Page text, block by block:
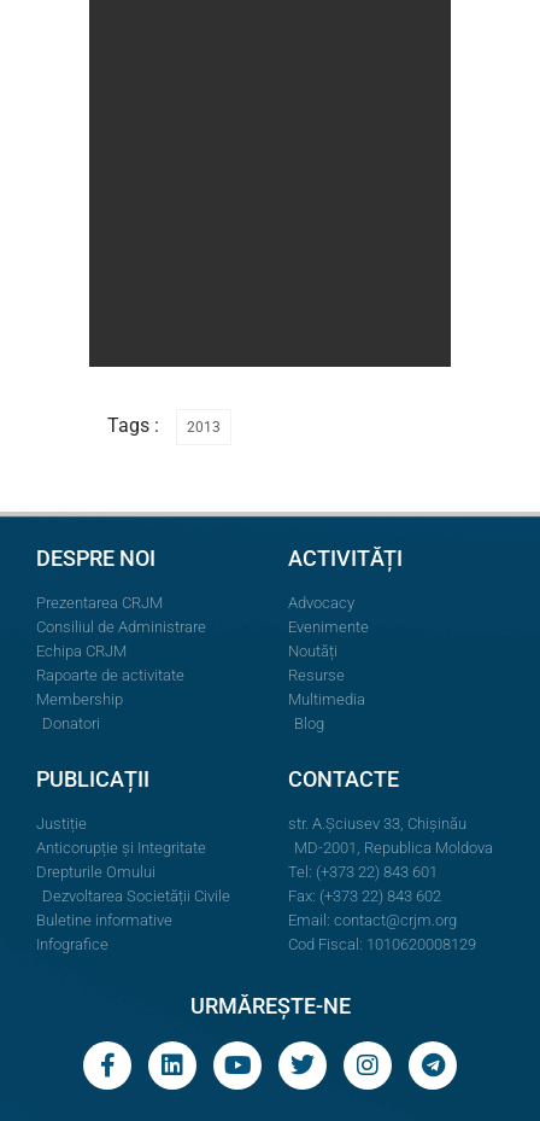
Tags : 2013
DESPRE NOI
Prezentarea CRJM
Consiliul de Administrare
Echipa CRJM
Rapoarte de activitate
Membership
Donatori
ACTIVITĂȚI
Advocacy
Evenimente
Noutăți
Resurse
Multimedia
Blog
PUBLICAȚII
Justiție
Anticorupție și Integritate
Drepturile Omului
Dezvoltarea Societății Civile
Buletine informative
Infografice
CONTACTE
str. A.Şciusev 33, Chișinău
MD-2001, Republica Moldova
Tel: (+373 22) 843 601
Fax: (+373 22) 843 602
Email: contact@crjm.org
Cod Fiscal: 1010620008129
URMĂREȘTE-NE